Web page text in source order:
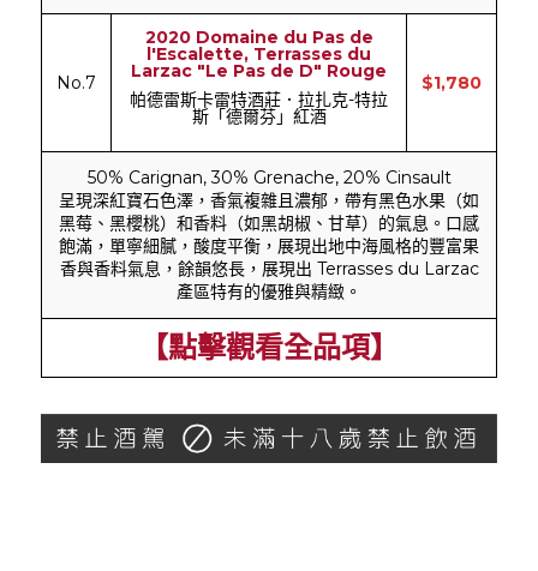
No.7
2020 Domaine du Pas de
l'Escalette, Terrasses du
Larzac "Le Pas de D" Rouge
帕德雷斯卡雷特酒莊．拉扎克-特拉
斯「德爾芬」紅酒
$1,780
50% Carignan, 30% Grenache, 20% Cinsault
呈現深紅寶石色澤，香氣複雜且濃郁，帶有黑色水果（如
黑莓、黑櫻桃）和香料（如黑胡椒、甘草）的氣息。口感
飽滿，單寧細膩，酸度平衡，展現出地中海風格的豐富果
香與香料氣息，餘韻悠長，展現出 Terrasses du Larzac
產區特有的優雅與精緻。
【點擊觀看全品項】